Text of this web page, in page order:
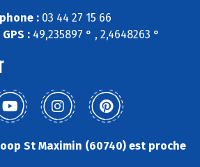
:03 44 27 15 66
: 49,235897 ° , 2,4648263 °
St Maximin (60740) est proche